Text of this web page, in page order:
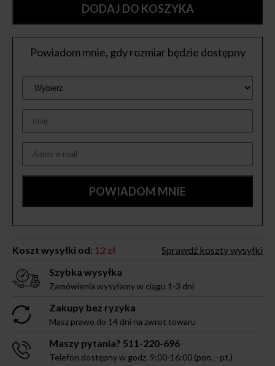
DODAJ DO KOSZYKA
Powiadom mnie, gdy rozmiar będzie dostępny
Koszt wysyłki od: 12 zł
Sprawdź koszty wysyłki
Szybka wysyłka
Zamówienia wysyłamy w ciągu 1-3 dni
Zakupy bez ryzyka
Masz prawo do 14 dni na zwrot towaru
Maszy pytania? 511-220-696
Telefon dostępny w godz. 9:00-16:00 (pon. - pt.)